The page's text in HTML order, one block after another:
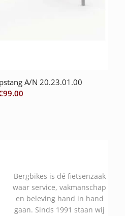
A/N 20.23.01.00
99.00
Bergbikes is dé fietsenzaak
waar service, vakmanschap
en beleving hand in hand
gaan. Sinds 1991 staan wij